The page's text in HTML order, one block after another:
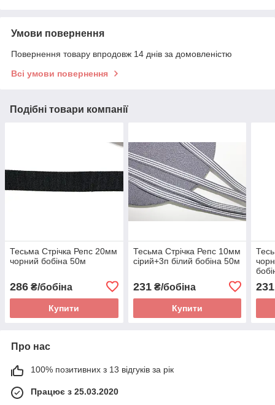
Умови повернення
Повернення товару впродовж 14 днів за домовленістю
Всі умови повернення
Подібні товари компанії
Тесьма Стрічка Репс 20мм
чорний бобіна 50м
286 ₴/бобіна
Купити
Тесьма Стрічка Репс 10мм
сірий+3п білий бобіна 50м
231₴/бобіна
Купити
231
Про нас
100% позитивних з 13 відгуків за рік
Працює з 25.03.2020